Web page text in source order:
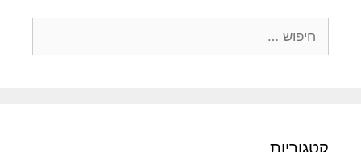
קטגוריות